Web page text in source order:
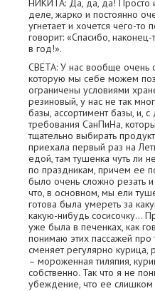
НИКИТА: Да, да, да! Просто
деле, жарко и постоянно
угнетает и хочется чего-то
говорит: «Спасибо,
в год!».
СВЕТА: У нас вообще очень
которую мы себе можем
ограничены условиями
резиновый, у нас не так
базы, ассортимент базы, и,
требования СанПиНа,
тщательно выбирать
приехала первый раз на
едой, там тушенка чуть ли
по праздникам, причем ее
было очень сложно резать
что, в основном, мы ели
готова была умереть за
какую-нибудь сосисочку...
уже была в печенках, как
понимаю этих пассажей про
сменяет регулярно
– мороженная тиляпия,
собственно. Так что я не
убеждение, что ее